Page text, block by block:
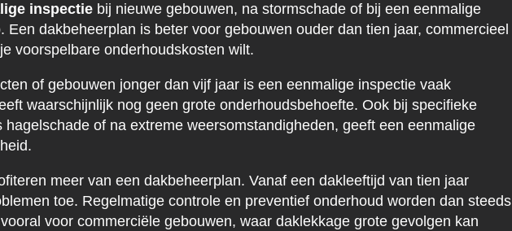
inspectie bij nieuwe gebouwen, na stormschade of bij een eenmalige
Een dakbeheerplan is beter voor gebouwen ouder dan tien jaar, commercieel
voorspelbare onderhoudskosten wilt.
of gebouwen jonger dan vijf jaar is een eenmalige inspectie vaak
waarschijnlijk nog geen grote onderhoudsbehoefte. Ook bij specifieke
hagelschade of na extreme weersomstandigheden, geeft een eenmalige
meer van een dakbeheerplan. Vanaf een dakleeftijd van tien jaar
toe. Regelmatige controle en preventief onderhoud worden dan steeds
voor commerciële gebouwen, waar daklekkage grote gevolgen kan